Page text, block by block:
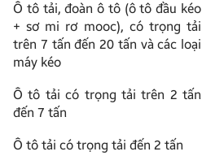
Ô tô tải, đoàn ô tô (ô tô đầu kéo
+ sơ mi rơ mooc), có trọng tải
trên 7 tấn đến 20 tấn và các loại
máy kéo
Ô tô tải có trọng tải trên 2 tấn
đến 7 tấn
Ô tô tải có trọng tải đến 2 tấn